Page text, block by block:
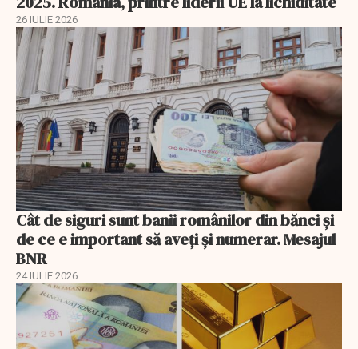
26 IULIE 2026
Cât de siguri sunt banii românilor din bănci şi
de ce e important să aveţi şi numerar. Mesajul
BNR
24 IULIE 2026